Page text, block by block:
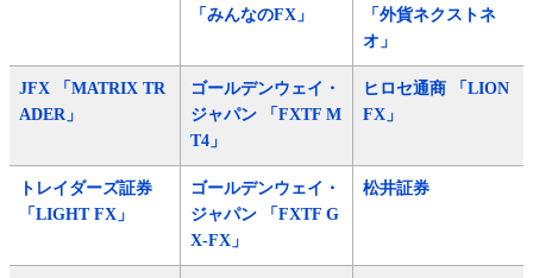
「みんなのFX」
「外貨ネクストネ
オ」
JFX 「MATRIX TR
ADER」
ゴールデンウェイ・
ジャパン 「FXTF M
T4」
ヒロセ通商 「LION
FX」
トレイダーズ証券
「LIGHT FX」
ゴールデンウェイ・
ジャパン 「FXTF G
X-FX」
松井証券